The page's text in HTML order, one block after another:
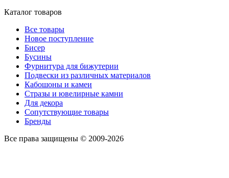
Каталог товаров
Все товары
Новое поступление
Бисер
Бусины
Фурнитура для бижутерии
Подвески из различных материалов
Кабошоны и камеи
Стразы и ювелирные камни
Для декора
Сопутствующие товары
Бренды
Все права защищены © 2009-2026